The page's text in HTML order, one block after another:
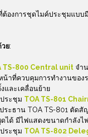
องการชุดไมค์ประชุมแบบ
ย:
TS-800 Central unit จำ
น้าที่ควบคุมการทำงานขอ
และเคลื่อนย้าย
ระชุม TOA TS-801
ระธาน TOA TS-801 ตัด
ด้ มีไฟแสดงขนาดกำลังไ
ระชุม TOA TS-802